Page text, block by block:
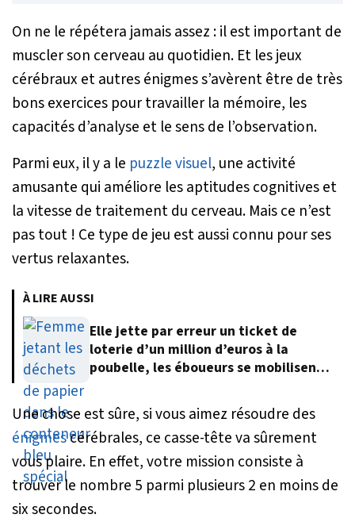
On ne le répétera jamais assez : il est important de
muscler son cerveau au quotidien. Et les jeux
cérébraux et autres énigmes s’avèrent être de très
bons exercices pour travailler la mémoire, les
capacités d’analyse et le sens de l’observation.
Parmi eux, il y a le puzzle visuel, une activité
amusante qui améliore les aptitudes cognitives et
la vitesse de traitement du cerveau. Mais ce n’est
pas tout ! Ce type de jeu est aussi connu pour ses
vertus relaxantes.
À LIRE AUSSI
Elle jette par erreur un ticket de
loterie d’un million d’euros à la
poubelle, les éboueurs se mobilisent
Une chose est sûre, si vous aimez résoudre des
énigmescérébrales, ce casse-tête va sûrement
vous plaire. En effet, votre mission consiste à
trouver le nombre 5 parmi plusieurs 2 en moins de
six secondes.